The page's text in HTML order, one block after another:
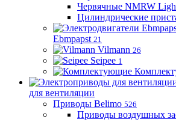
Червячные NMRW
Цилиндрические
Ebmpapst 21
Vilmann 26
Seipee 1
для вентиляции
Приводы Belimo 526
Приводы воздушных